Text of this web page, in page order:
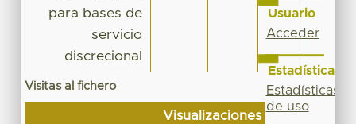
para bases de
servicio
discrecional
Visitas al fichero
Visualizaciones
Usuario
Acceder
Estadísticas
Estadísticas
de uso